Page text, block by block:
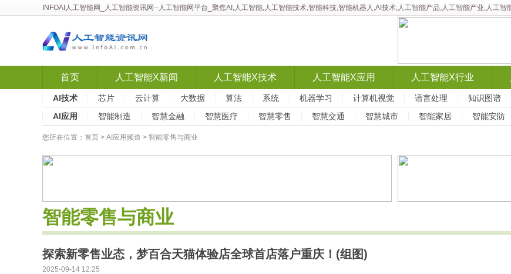
INFOAI人工智能网 人工智能资讯网--人工智能网平台_聚焦AI,人工智能,人工智能技术,智能科技,智能机器人,AI技术,人工智能产品,人工智能产业,人工智
首页 人工智能X新闻 人工智能X技术 人工智能X应用 人工智能X行业
AI技术 芯片 云计算 大数据 算法 系统 机器学习 计算机视觉 语言处理 知识图谱
AI应用
智能制造 智慧金融 智慧医疗 智慧零售 智慧交通 智慧城市 智能家居 智能安防
您所在位置： 首页 > AI应用频道 > 智能零售与商业
智能零售与商业
探索新零售业态，梦百合天猫体验店全球首店落户重庆！(组图)
2025-09-14 12:25